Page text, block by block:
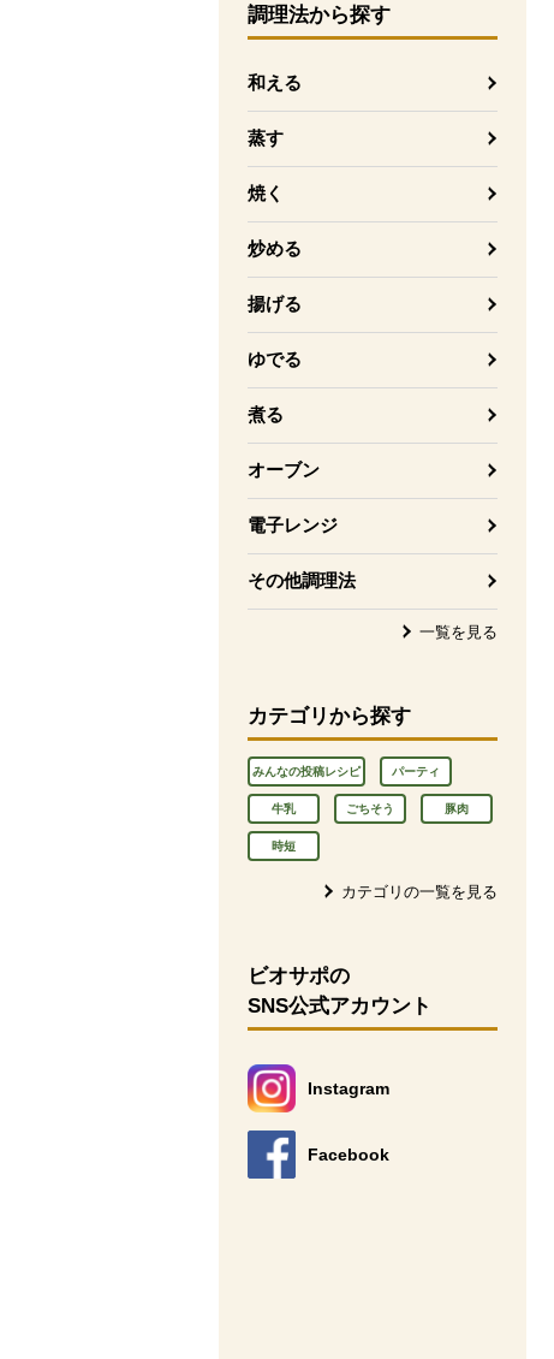
調理法から探す
和える
蒸す
焼く
炒める
揚げる
ゆでる
煮る
オーブン
電子レンジ
その他調理法
一覧を見る
カテゴリから探す
みんなの投稿レシピ パーティ
牛乳 ごちそう 豚肉
時短
カテゴリの一覧を見る
ビオサポの
SNS公式アカウント
Instagram
別のウィンドウで開きます。
Facebook
別のウィンドウで開きます。